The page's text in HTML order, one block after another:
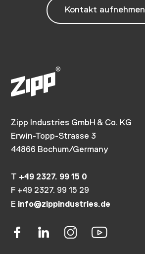
Kontakt aufnehmen
Zipp Industries GmbH & Co. KG
Erwin-Topp-Strasse 3
44866 Bochum/Germany
T +49 2327. 99 15 0
F +49 2327. 99 15 29
E info@zippindustries.de